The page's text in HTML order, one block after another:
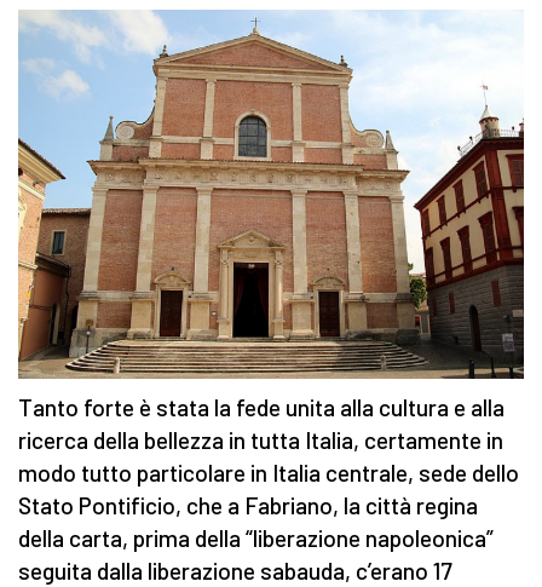
Tanto forte è stata la fede unita alla cultura e alla
ricerca della bellezza in tutta Italia, certamente in
modo tutto particolare in Italia centrale, sede dello
Stato Pontificio, che a Fabriano, la città regina
della carta, prima della “liberazione napoleonica”
seguita dalla liberazione sabauda, c’erano 17